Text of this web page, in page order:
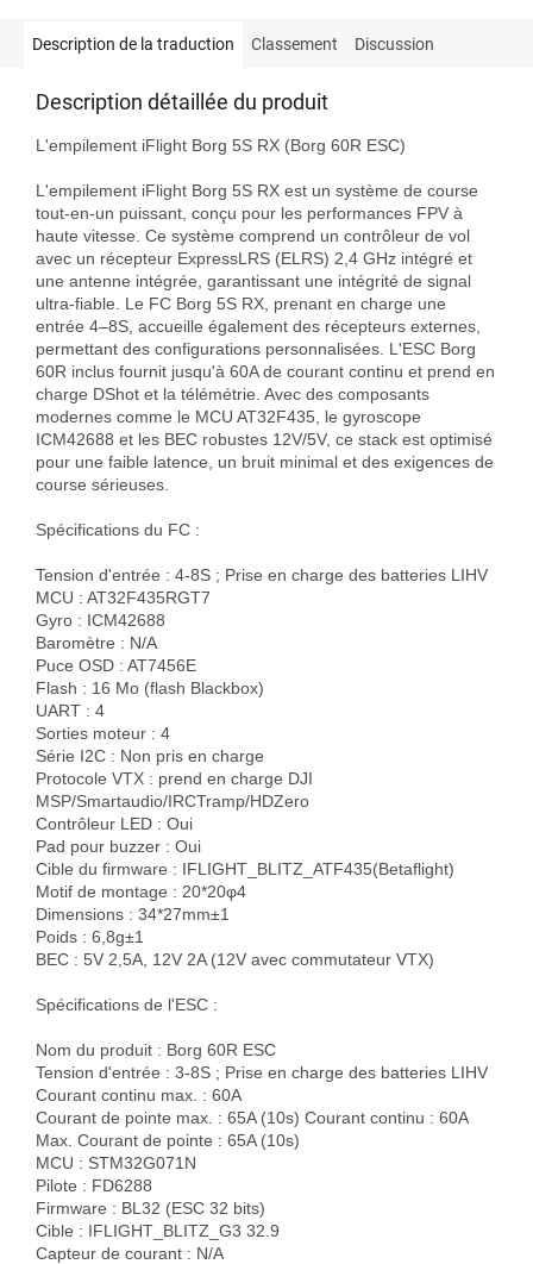
Description de la traduction Classement Discussion
Description détaillée du produit
L'empilement iFlight Borg 5S RX (Borg 60R ESC)
L'empilement iFlight Borg 5S RX est un système de course
tout-en-un puissant, conçu pour les performances FPV à
haute vitesse. Ce système comprend un contrôleur de vol
avec un récepteur ExpressLRS (ELRS) 2,4 GHz intégré et
une antenne intégrée, garantissant une intégrité de signal
ultra-fiable. Le FC Borg 5S RX, prenant en charge une
entrée 4–8S, accueille également des récepteurs externes,
permettant des configurations personnalisées. L'ESC Borg
60R inclus fournit jusqu'à 60A de courant continu et prend en
charge DShot et la télémétrie. Avec des composants
modernes comme le MCU AT32F435, le gyroscope
ICM42688 et les BEC robustes 12V/5V, ce stack est optimisé
pour une faible latence, un bruit minimal et des exigences de
course sérieuses.
Spécifications du FC :
Tension d'entrée : 4-8S ; Prise en charge des batteries LIHV
MCU : AT32F435RGT7
Gyro : ICM42688
Baromètre : N/A
Puce OSD : AT7456E
Flash : 16 Mo (flash Blackbox)
UART : 4
Sorties moteur : 4
Série I2C : Non pris en charge
Protocole VTX : prend en charge DJI
MSP/Smartaudio/IRCTramp/HDZero
Contrôleur LED : Oui
Pad pour buzzer : Oui
Cible du firmware : IFLIGHT_BLITZ_ATF435(Betaflight)
Motif de montage : 20*20φ4
Dimensions : 34*27mm±1
Poids : 6,8g±1
BEC : 5V 2,5A, 12V 2A (12V avec commutateur VTX)
Spécifications de l'ESC :
Nom du produit : Borg 60R ESC
Tension d'entrée : 3-8S ; Prise en charge des batteries LIHV
Courant continu max. : 60A
Courant de pointe max. : 65A (10s) Courant continu : 60A
Max. Courant de pointe : 65A (10s)
MCU : STM32G071N
Pilote : FD6288
Firmware : BL32 (ESC 32 bits)
Cible : IFLIGHT_BLITZ_G3 32.9
Capteur de courant : N/A